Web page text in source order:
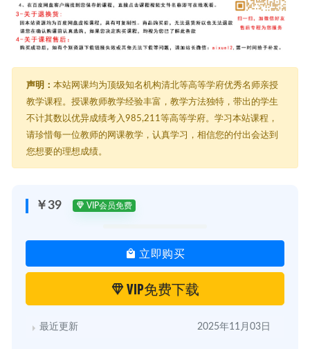
声明： 本站网课均为顶级知名机构清北等高等学府优秀名师亲授
教学课程。授课教师教学经验丰富，教学方法独特，带出的学生
不计其数以优异成绩考入985,211等高等学府。学习本站课程，
请珍惜每一位教师的网课教学，认真学习，相信您的付出会达到
您想要的理想成绩。
￥39 VIP会员免费
立即购买
VIP免费下载
最近更新 2025年11月03日